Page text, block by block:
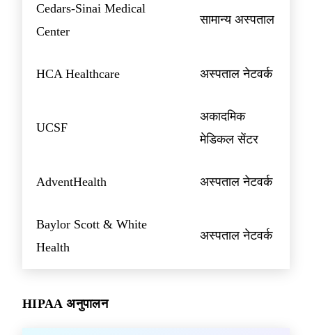
Cedars-Sinai Medical
Center
सामान्य अस्पताल
HCA Healthcare अस्पताल नेटवर्क
UCSF
अकादमिक
मेडिकल सेंटर
AdventHealth अस्पताल नेटवर्क
Baylor Scott & White
Health
अस्पताल नेटवर्क
HIPAA अनुपालन